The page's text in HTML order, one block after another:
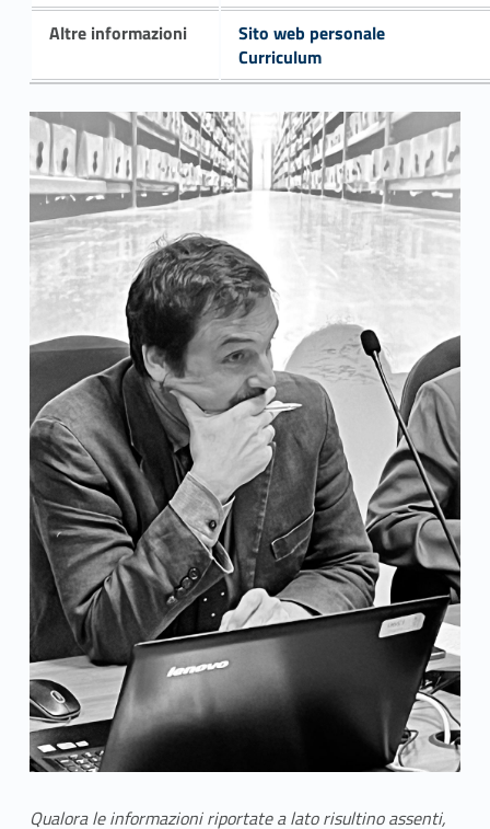
Altre informazioni
Sito web personale
Curriculum
Qualora le informazioni riportate a lato risultino assenti,